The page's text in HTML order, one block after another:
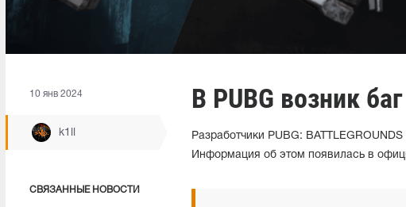
10 янв 2024
k1ll
СВЯЗАННЫЕ НОВОСТИ
В PUBG возник
Разработчики PUBG:
Информация об этом появилась в